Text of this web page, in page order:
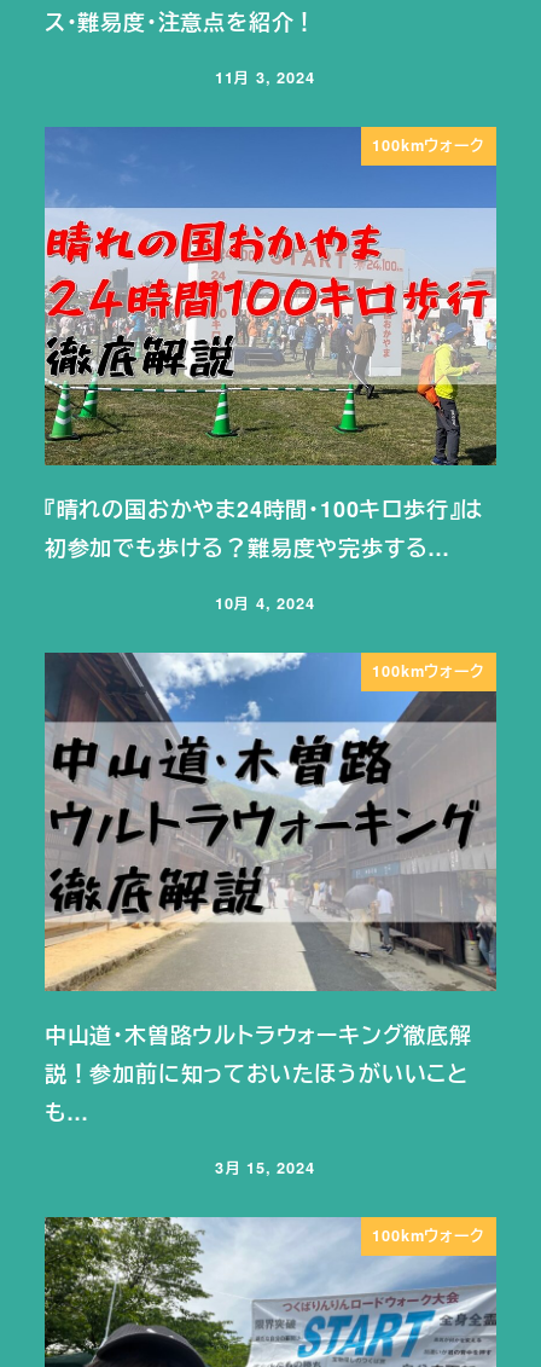
ス・難易度・注意点を紹介！
投稿日
11月 3, 2024
100kmウォーク
『晴れの国おかやま24時間・100キロ歩行』は
初参加でも歩ける？難易度や完歩する…
投稿日
10月 4, 2024
100kmウォーク
中山道・木曽路ウルトラウォーキング徹底解
説！参加前に知っておいたほうがいいこと
も…
投稿日
3月 15, 2024
100kmウォーク